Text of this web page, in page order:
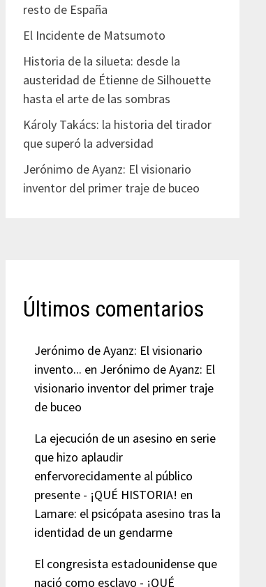
resto de España
El Incidente de Matsumoto
Historia de la silueta: desde la
austeridad de Étienne de Silhouette
hasta el arte de las sombras
Károly Takács: la historia del tirador
que superó la adversidad
Jerónimo de Ayanz: El visionario
inventor del primer traje de buceo
Últimos comentarios
Jerónimo de Ayanz: El visionario
invento... en Jerónimo de Ayanz: El
visionario inventor del primer traje
de buceo
La ejecución de un asesino en serie
que hizo aplaudir
enfervorecidamente al público
presente - ¡QUÉ HISTORIA! en
Lamare: el psicópata asesino tras la
identidad de un gendarme
El congresista estadounidense que
nació como esclavo - ¡QUÉ